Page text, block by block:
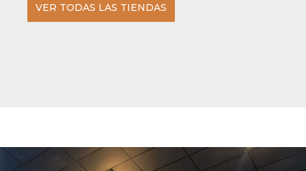
VER TODAS LAS TIENDAS